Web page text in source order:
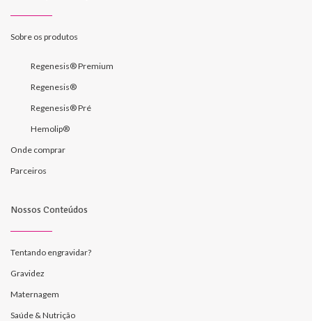
Sobre os produtos
Regenesis® Premium
Regenesis®
Regenesis® Pré
Hemolip®
Onde comprar
Parceiros
Nossos Conteúdos
Tentando engravidar?
Gravidez
Maternagem
Saúde & Nutrição